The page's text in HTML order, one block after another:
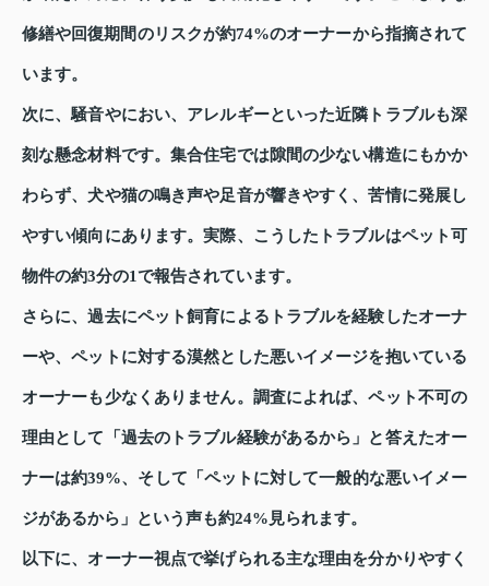
修繕や回復期間のリスクが約74%のオーナーから指摘されて
います。
次に、騒音やにおい、アレルギーといった近隣トラブルも深
刻な懸念材料です。集合住宅では隙間の少ない構造にもかか
わらず、犬や猫の鳴き声や足音が響きやすく、苦情に発展し
やすい傾向にあります。実際、こうしたトラブルはペット可
物件の約3分の1で報告されています。
さらに、過去にペット飼育によるトラブルを経験したオーナ
ーや、ペットに対する漠然とした悪いイメージを抱いている
オーナーも少なくありません。調査によれば、ペット不可の
理由として「過去のトラブル経験があるから」と答えたオー
ナーは約39%、そして「ペットに対して一般的な悪いイメー
ジがあるから」という声も約24%見られます。
以下に、オーナー視点で挙げられる主な理由を分かりやすく